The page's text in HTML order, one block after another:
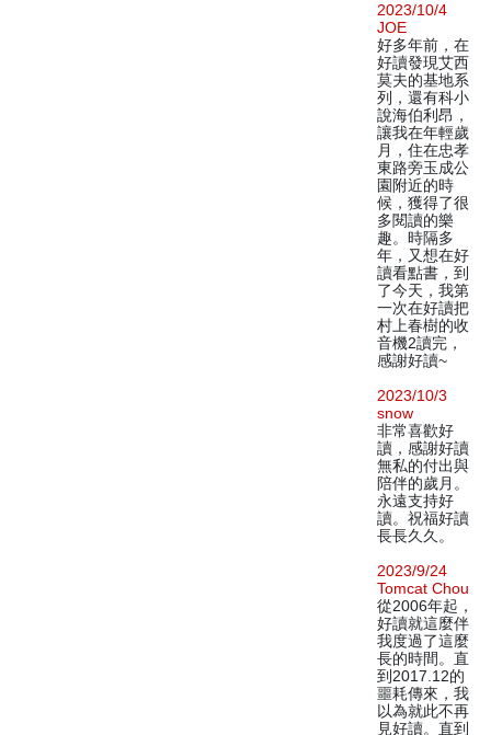
2023/10/4
JOE
好多年前，在
好讀發現艾西
莫夫的基地系
列，還有科小
說海伯利昂，
讓我在年輕歲
月，住在忠孝
東路旁玉成公
園附近的時
候，獲得了很
多閱讀的樂
趣。時隔多
年，又想在好
讀看點書，到
了今天，我第
一次在好讀把
村上春樹的收
音機2讀完，
感謝好讀~
2023/10/3
snow
非常喜歡好
讀，感謝好讀
無私的付出與
陪伴的歲月。
永遠支持好
讀。祝福好讀
長長久久。
2023/9/24
Tomcat Chou
從2006年起，
好讀就這麼伴
我度過了這麼
長的時間。直
到2017.12的
噩耗傳來，我
以為就此不再
見好讀。直到